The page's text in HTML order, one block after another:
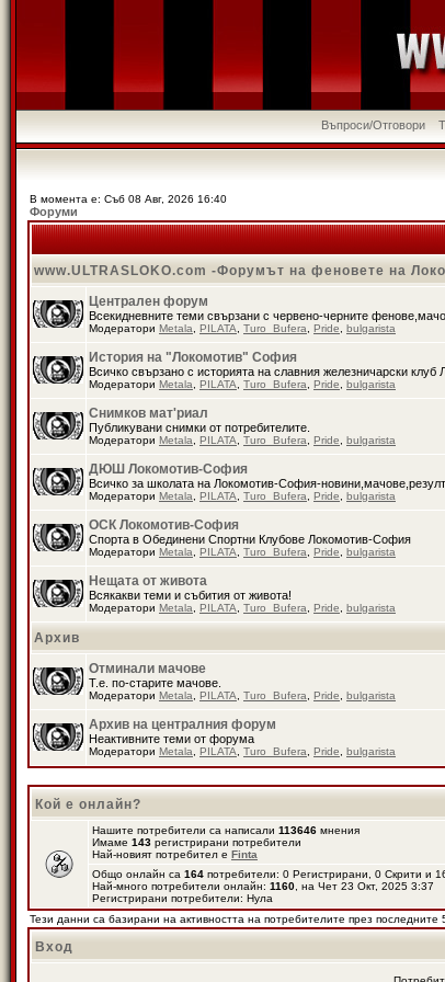
Въпроси/Отговори
В момента е: Съб 08 Авг, 2026 16:40
Форуми
www.ULTRASLOKO.com -Форумът на феновете на
Централен форум
Всекидневните теми свързани с червено-черните
Модератори Metala PILATA Turo_Bufera Pride bulgarista
История на "Локомотив" София
Всичко свързано с историята на славния железничарски
Модератори Metala PILATA Turo_Bufera Pride bulgarista
Снимков мат'риал
Публикувани снимки от потребителите.
Модератори Metala PILATA Turo_Bufera Pride bulgarista
ДЮШ Локомотив-София
Всичко за школата на Локомотив-София-
Модератори Metala PILATA Turo_Bufera Pride bulgarista
ОСК Локомотив-София
Спорта в Обединени Спортни Клубове Локомотив-София
Модератори Metala PILATA Turo_Bufera Pride bulgarista
Нещата от живота
Всякакви теми и събития от живота!
Модератори Metala PILATA Turo_Bufera Pride bulgarista
Архив
Отминали мачове
Т.е. по-старите мачове.
Модератори Metala PILATA Turo_Bufera Pride bulgarista
Архив на централния форум
Неактивните теми от форума
Модератори Metala PILATA Turo_Bufera Pride bulgarista
Кой е онлайн?
Нашите потребители са написали 113646 мнения
Имаме 143 регистрирани потребители
Най-новият потребител е Finta
Общо онлайн са 164 потребители: 0 Регистрирани, 0 Скрити и
Най-много потребители онлайн: 1160 , на Чет 23 Окт, 2025 3:37
Регистрирани потребители: Нула
Тези данни са базирани на активността на потребителите през последните
Вход